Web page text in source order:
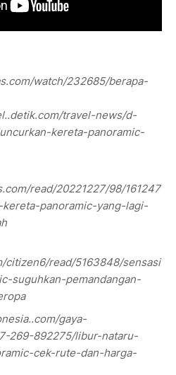
watch/232685/berapa-
travel-news/d-
kereta-panoramic-
read/20221227/98/161247
panoramic-yang-lagi-
citizen6/read/5163848/sensasi
suguhkan-pemandangan-
gaya-
269-892275/libur-nataru-
cek-rute-dan-harga-